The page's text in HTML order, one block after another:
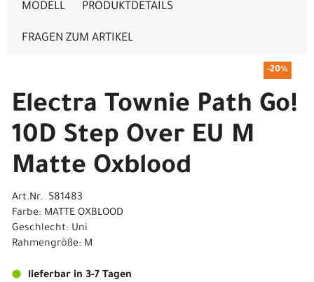
MODELL PRODUKTDETAILS
FRAGEN ZUM ARTIKEL
-20%
Electra Townie Path Go!
10D Step Over EU M
Matte Oxblood
Art.Nr. 581483
Farbe: MATTE OXBLOOD
Geschlecht: Uni
Rahmengröße: M
lieferbar in 3-7 Tagen